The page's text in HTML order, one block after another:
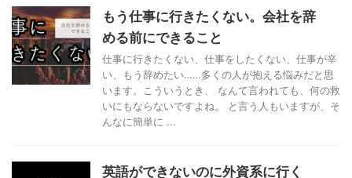
もう仕事に行きたくない。会社を辞
める前にできること
仕事に行きたくない、仕事をしたくない、仕事が辛
い、もう辞めたい……多くの人が抱える悩みだと思
います。こういうとき、 なんて言われても、何の救
いにもならないですよね。 と言う人もいますが、そ
んなに簡単に ...
英語ができないのに外資系に行く